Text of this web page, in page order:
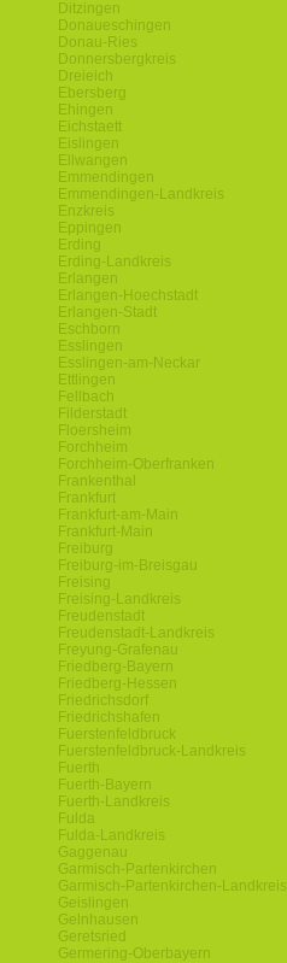
Ditzingen
Donaueschingen
Donau-Ries
Donnersbergkreis
Dreieich
Ebersberg
Ehingen
Eichstaett
Eislingen
Ellwangen
Emmendingen
Emmendingen-Landkreis
Enzkreis
Eppingen
Erding
Erding-Landkreis
Erlangen
Erlangen-Hoechstadt
Erlangen-Stadt
Eschborn
Esslingen
Esslingen-am-Neckar
Ettlingen
Fellbach
Filderstadt
Floersheim
Forchheim
Forchheim-Oberfranken
Frankenthal
Frankfurt
Frankfurt-am-Main
Frankfurt-Main
Freiburg
Freiburg-im-Breisgau
Freising
Freising-Landkreis
Freudenstadt
Freudenstadt-Landkreis
Freyung-Grafenau
Friedberg-Bayern
Friedberg-Hessen
Friedrichsdorf
Friedrichshafen
Fuerstenfeldbruck
Fuerstenfeldbruck-Landkreis
Fuerth
Fuerth-Bayern
Fuerth-Landkreis
Fulda
Fulda-Landkreis
Gaggenau
Garmisch-Partenkirchen
Garmisch-Partenkirchen-Landkreis
Geislingen
Gelnhausen
Geretsried
Germering-Oberbayern